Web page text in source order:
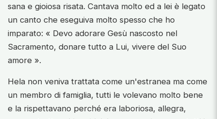
sana e gioiosa risata. Cantava molto ed a lei è legato
un canto che eseguiva molto spesso che ho
imparato: « Devo adorare Gesù nascosto nel
Sacramento, donare tutto a Lui, vivere del Suo
amore ».
Hela non veniva trattata come un'estranea ma come
un membro di famiglia, tutti le volevano molto bene
e la rispettavano perché era laboriosa, allegra,